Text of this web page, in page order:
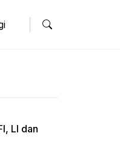
LI dan